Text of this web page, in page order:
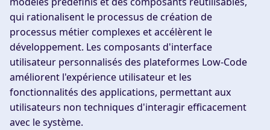
qui rationalisent le processus de création de
processus métier complexes et accélèrent le
développement. Les composants d'interface
utilisateur personnalisés des plateformes Low-Code
améliorent l'expérience utilisateur et les
fonctionnalités des applications, permettant aux
utilisateurs non techniques d'interagir efficacement
avec le système.